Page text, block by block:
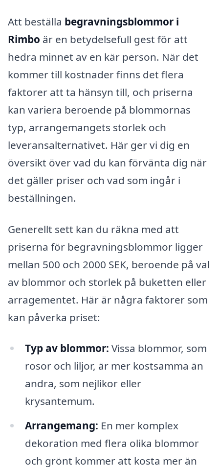
Att beställa begravningsblommor i
Rimbo är en betydelsefull gest för att
hedra minnet av en kär person. När det
kommer till kostnader finns det flera
faktorer att ta hänsyn till, och priserna
kan variera beroende på blommornas
typ, arrangemangets storlek och
leveransalternativet. Här ger vi dig en
översikt över vad du kan förvänta dig när
det gäller priser och vad som ingår i
beställningen.
Generellt sett kan du räkna med att
priserna för begravningsblommor ligger
mellan 500 och 2000 SEK, beroende på val
av blommor och storlek på buketten eller
arragementet. Här är några faktorer som
kan påverka priset:
Typ av blommor: Vissa blommor, som
rosor och liljor, är mer kostsamma än
andra, som nejlikor eller
krysantemum.
Arrangemang: En mer komplex
dekoration med flera olika blommor
och grönt kommer att kosta mer än